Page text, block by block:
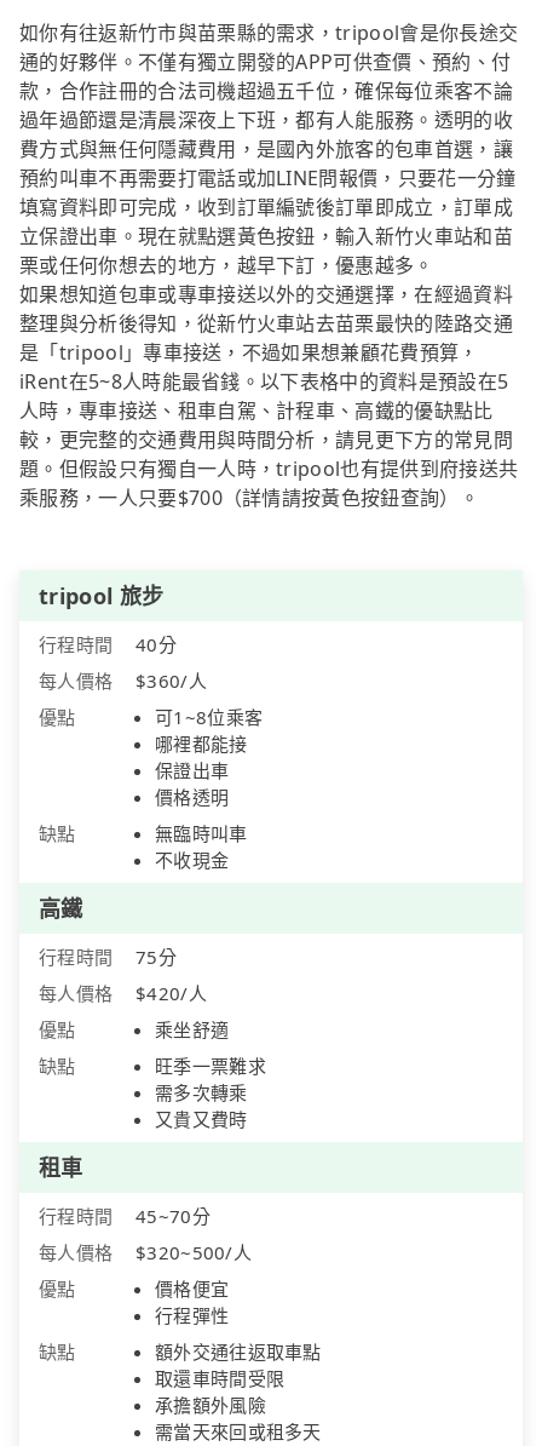
如你有往返新竹市與苗栗縣的需求，tripool會是你長途交
通的好夥伴。不僅有獨立開發的APP可供查價、預約、付
款，合作註冊的合法司機超過五千位，確保每位乘客不論
過年過節還是清晨深夜上下班，都有人能服務。透明的收
費方式與無任何隱藏費用，是國內外旅客的包車首選，讓
預約叫車不再需要打電話或加LINE問報價，只要花一分鐘
填寫資料即可完成，收到訂單編號後訂單即成立，訂單成
立保證出車。現在就點選黃色按鈕，輸入新竹火車站和苗
栗或任何你想去的地方，越早下訂，優惠越多。
如果想知道包車或專車接送以外的交通選擇，在經過資料
整理與分析後得知，從新竹火車站去苗栗最快的陸路交通
是「tripool」專車接送，不過如果想兼顧花費預算，
iRent在5~8人時能最省錢。以下表格中的資料是預設在5
人時，專車接送、租車自駕、計程車、高鐵的優缺點比
較，更完整的交通費用與時間分析，請見更下方的常見問
題。但假設只有獨自一人時，tripool也有提供到府接送共
乘服務，一人只要$700（詳情請按黃色按鈕查詢）。
tripool 旅步
行程時間
40分
每人價格
$360/人
優點
可1~8位乘客
哪裡都能接
保證出車
價格透明
缺點
無臨時叫車
不收現金
高鐵
行程時間
75分
每人價格
$420/人
優點
乘坐舒適
缺點
旺季一票難求
需多次轉乘
又貴又費時
租車
行程時間
45~70分
每人價格
$320~500/人
優點
價格便宜
行程彈性
缺點
額外交通往返取車點
取還車時間受限
承擔額外風險
需當天來回或租多天